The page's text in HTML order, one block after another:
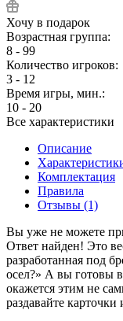
Хочу в подарок
Возрастная группа:
8 - 99
Количество игроков:
3 - 12
Время игры, мин.:
10 - 20
Все характеристики
Описание
Комплектация
Правила
Отзывы (1)
Вы уже не можете
Ответ найден! Это
разработанная под
осел?» А вы готовы
окажется этим не
раздавайте